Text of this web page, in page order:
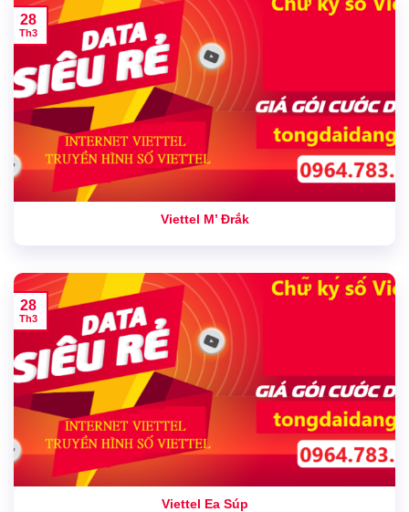
Viettel M’ Đrắk
28
Th3
Viettel Ea Súp
28
Th3